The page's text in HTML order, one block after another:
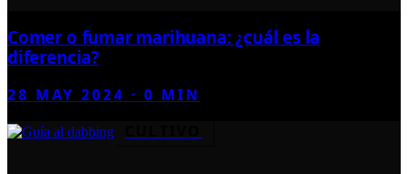
Comer o fumar marihuana: ¿cuál es la
diferencia?
28 MAY 2024 ·0 MIN